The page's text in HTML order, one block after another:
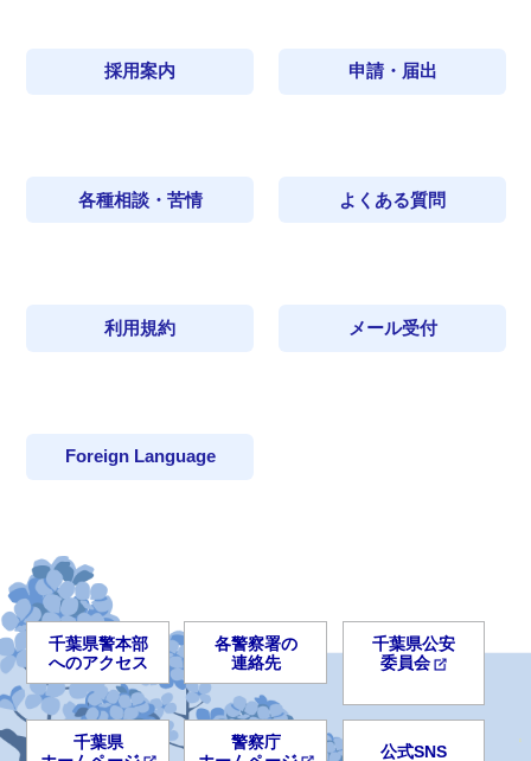
採用案内 申請・届出
各種相談・苦情 よくある質問
利用規約 メール受付
Foreign Language
千葉県警本部
へのアクセス
各警察署の
連絡先
千葉県公安
委員会
千葉県
警察庁
公式SNS